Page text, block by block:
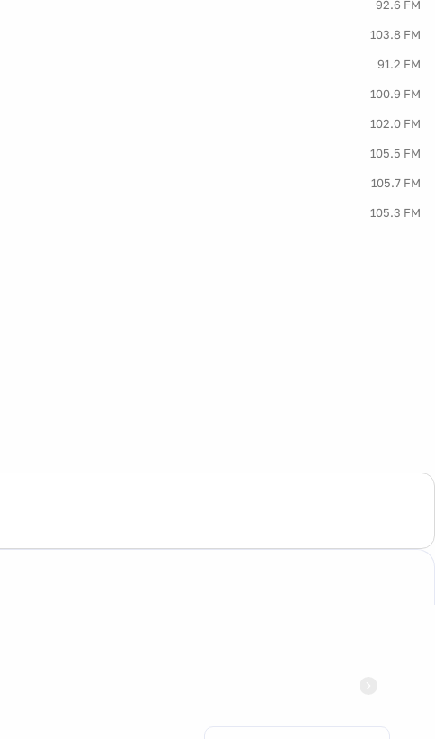
92.6 FM
103.8 FM
91.2 FM
100.9 FM
102.0 FM
105.5 FM
105.7 FM
105.3 FM